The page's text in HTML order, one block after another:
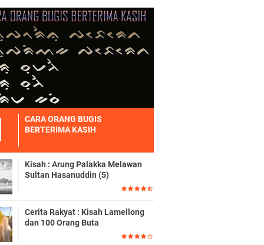
CARA ORANG BUGIS
BERTERIMA KASIH
Kisah : Arung Palakka Melawan
Sultan Hasanuddin (5)
Cerita Rakyat : Kisah Lamellong
dan 100 Orang Buta